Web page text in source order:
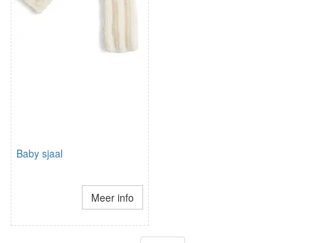
Baby sjaal
Meer info